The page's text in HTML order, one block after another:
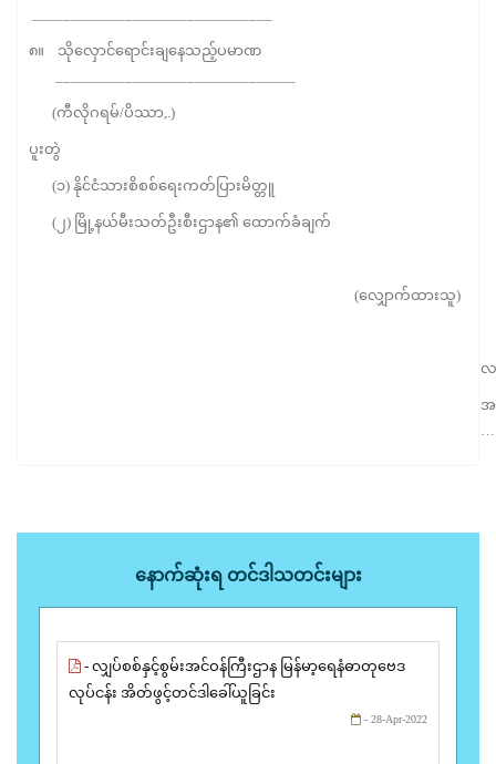
၈။ သိုလှောင်ရောင်းချနေသည့်ပမာဏ
(ကီလိုဂရမ်/ပိဿာ,.)
ပူးတွဲ
(၁) နိုင်ငံသားစိစစ်ရေးကတ်ပြားမိတ္တူ
(၂) မြို့နယ်မီးသတ်ဦးစီးဌာန၏ ထောက်ခံချက်
(လျှောက်ထားသူ)
နောက်ဆုံးရ တင်ဒါသတင်းများ
- လျှပ်စစ်နှင့်စွမ်းအင်ဝန်ကြီးဌာန မြန်မာ့ရေနံဓာတုဗေဒ
လုပ်ငန်း အိတ်ဖွင့်တင်ဒါခေါ်ယူခြင်း
- 28-Apr-2022